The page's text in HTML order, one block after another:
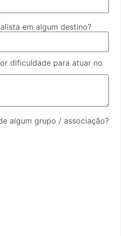
em algum destino?
dificuldade para atuar no
algum grupo / associação?